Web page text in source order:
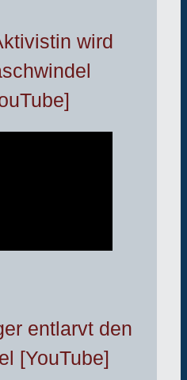
wird
entlarvt den
[YouTube]